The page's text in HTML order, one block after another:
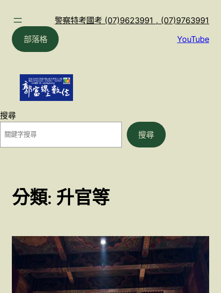
警察特考國考 (07)9623991 , (07)9763991
部落格
YouTube
搜尋
搜尋
分類: 升官等